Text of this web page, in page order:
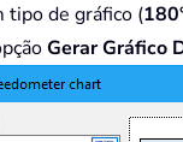
tipo de gráfico (180
Gerar Gráfico